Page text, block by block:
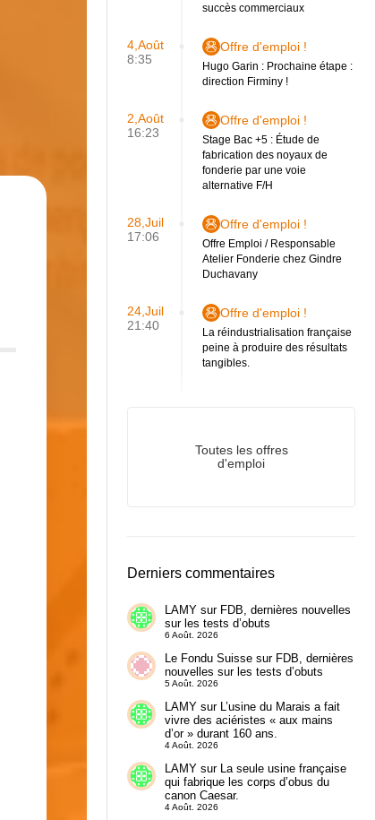
succès commerciaux
4,Août
8:35
Offre d'emploi !
Hugo Garin : Prochaine étape :
direction Firminy !
2,Août
16:23
Offre d'emploi !
Stage Bac +5 : Étude de
fabrication des noyaux de
fonderie par une voie
alternative F/H
28,Juil
17:06
Offre d'emploi !
Offre Emploi / Responsable
Atelier Fonderie chez Gindre
Duchavany
24,Juil
21:40
Offre d'emploi !
La réindustrialisation française
peine à produire des résultats
tangibles.
Toutes les offres
d'emploi
Derniers commentaires
LAMYsur FDB, dernières nouvelles
sur les tests d’obuts
6 Août. 2026
Le Fondu Suissesur FDB, dernières
nouvelles sur les tests d’obuts
5 Août. 2026
LAMYsur L’usine du Marais a fait
vivre des aciéristes « aux mains
d’or » durant 160 ans.
4 Août. 2026
LAMYsur
La seule usine française
qui fabrique les corps d’obus du
canon Caesar.
4 Août. 2026